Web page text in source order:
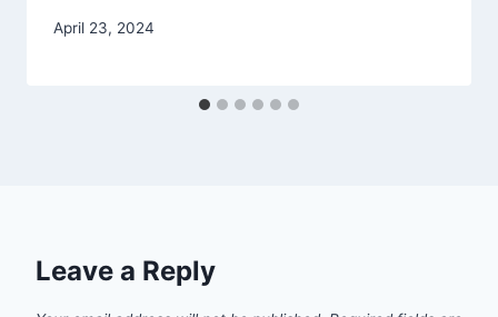
April 23, 2024
Leave a Reply